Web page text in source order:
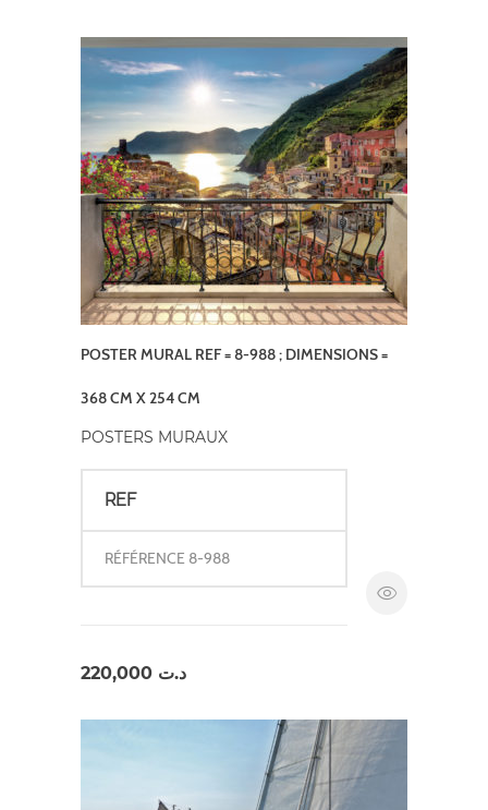
POSTER MURAL REF = 8-988 ; DIMENSIONS =
368 CM X 254 CM
POSTERS MURAUX
REF
RÉFÉRENCE 8-988
د.ت